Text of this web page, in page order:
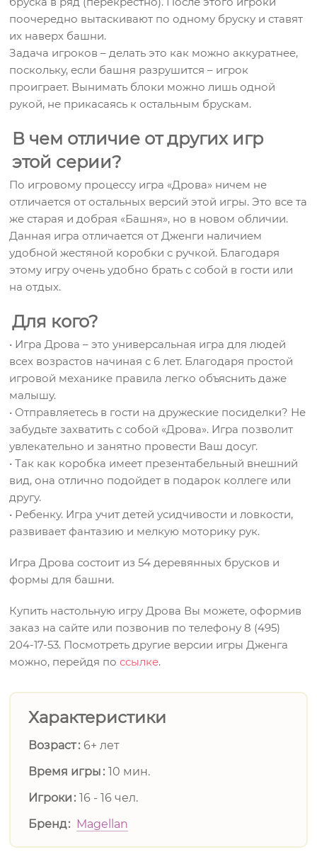
поочередно вытаскивают по одному бруску и ставят
их наверх башни.
Задача игроков – делать это как можно аккуратнее,
поскольку, если башня разрушится – игрок
проиграет. Вынимать блоки можно лишь одной
рукой, не прикасаясь к остальным брускам.
В чем отличие от других игр
этой серии?
По игровому процессу игра «Дрова» ничем не
отличается от остальных версий этой игры. Это все та
же старая и добрая «Башня», но в новом обличии.
Данная игра отличается от Дженги наличием
удобной жестяной коробки с ручкой. Благодаря
этому игру очень удобно брать с собой в гости или
на отдых.
Для кого?
• Игра Дрова – это универсальная игра для людей
всех возрастов начиная с 6 лет. Благодаря простой
игровой механике правила легко объяснить даже
малышу.
• Отправляетесь в гости на дружеские посиделки? Не
забудьте захватить с собой «Дрова». Игра позволит
увлекательно и занятно провести Ваш досуг.
•Так как коробка имеет презентабельный внешний
вид, она отлично подойдет в подарок коллеге или
другу.
• Ребенку. Игра учит детей усидчивости и ловкости,
развивает фантазию и мелкую моторику рук.
Игра Дрова состоит из 54 деревянных брусков и
формы для башни.
Купить настольную игру Дрова Вы можете, оформив
заказ на сайте или позвонив по телефону 8 (495)
204-17-53. Посмотреть другие версии игры Дженга
можно, перейдя по ссылке.
Характеристики
Возраст 6+ лет
Время игры 10 мин.
Игроки 16 - 16 чел.
Бренд
Magellan